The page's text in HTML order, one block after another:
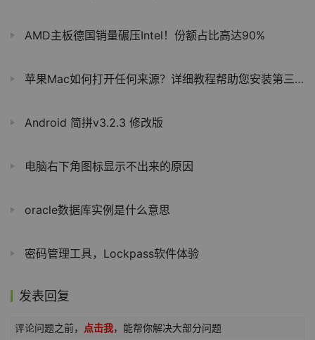
AMD主板德国销量碾压Intel！份额占比高达90%
苹果Mac如何打开任何来源？详细教程帮助您安装第三方应用程序
Android 简拼v3.2.3 修改版
电脑右下角图标显示不出来的原因
oracle数据库实例是什么意思
密码管理工具，Lockpass软件体验
发表回复
评论问题之前， 点击我，能帮你解决大部分问题